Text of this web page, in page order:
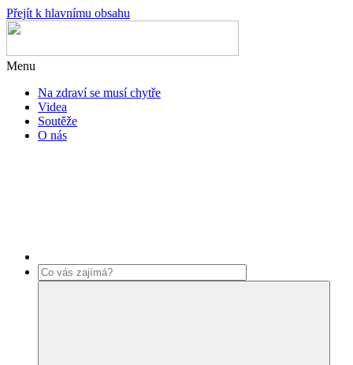
Přejít k hlavnímu obsahu
Menu
Na zdraví se musí chytře
Videa
Soutěže
O nás